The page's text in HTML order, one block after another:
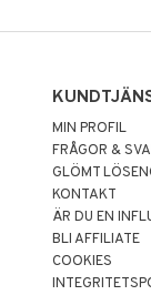
MIN PROFIL
FRÅGOR &
GLÖMT
KONTAKT
ÄR DU EN
BLI AFFILIATE
COOKIES